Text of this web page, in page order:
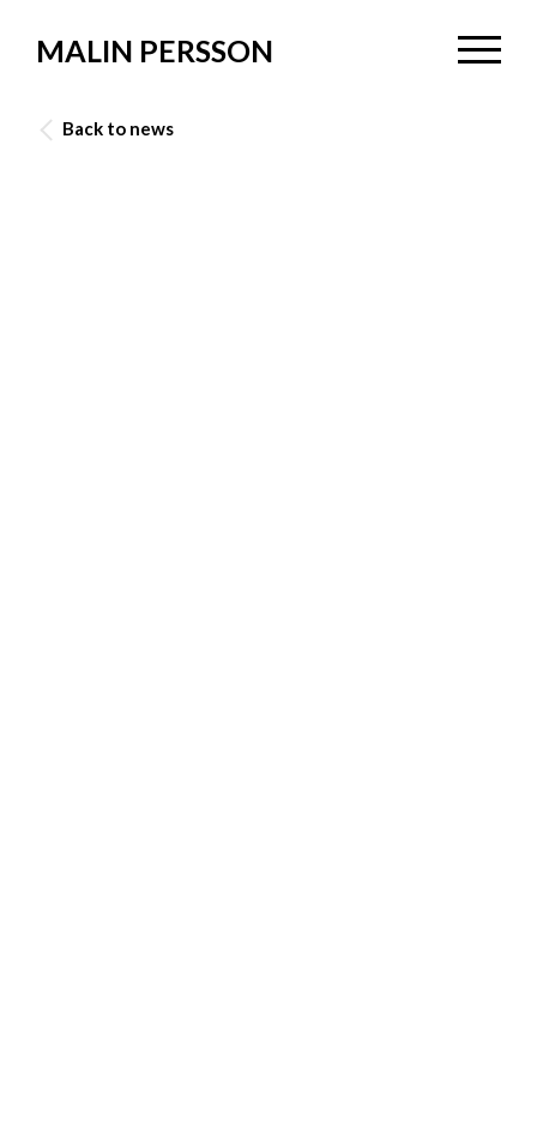
MALIN PERSSON
Back to news